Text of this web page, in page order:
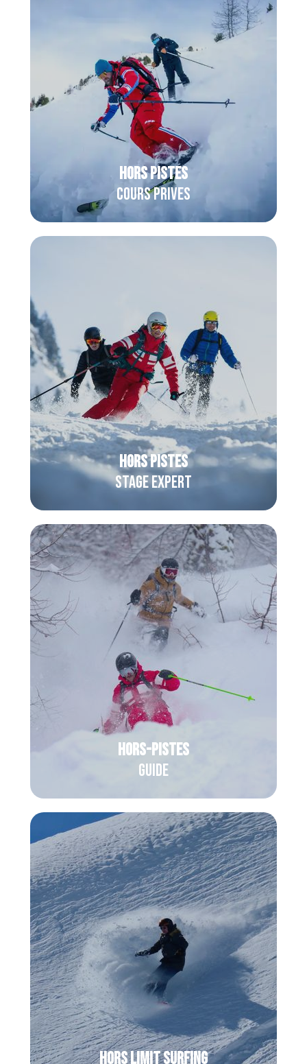
Cours collectifs
En initiation ou en perfectionnement,
dès leniveau Expertvalidé, partagez
l’expérience du hors-piste en cours
collectifs, sur toutes les neiges et tous
les terrains !
hors pisteS
Cours prives
HORS PISTES
Stage expert
Dès le niveau Expert , vivez un stage
intense loin des pistes balisées :
piste engagéou ski de rando
conditions, l’aventure suit le rythme du
groupe !
Hors-pisteS
GUIDE
Suivez un guide de haute montagne
passionné pour une journée
d’exploration hors-piste entre grands
espaces, itinéraires secrets et
poudreuse à volonté !
Hors limit surfing